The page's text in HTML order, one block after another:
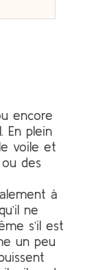
encore
En plein
voile et
des
à
ne
s’il est
un peu